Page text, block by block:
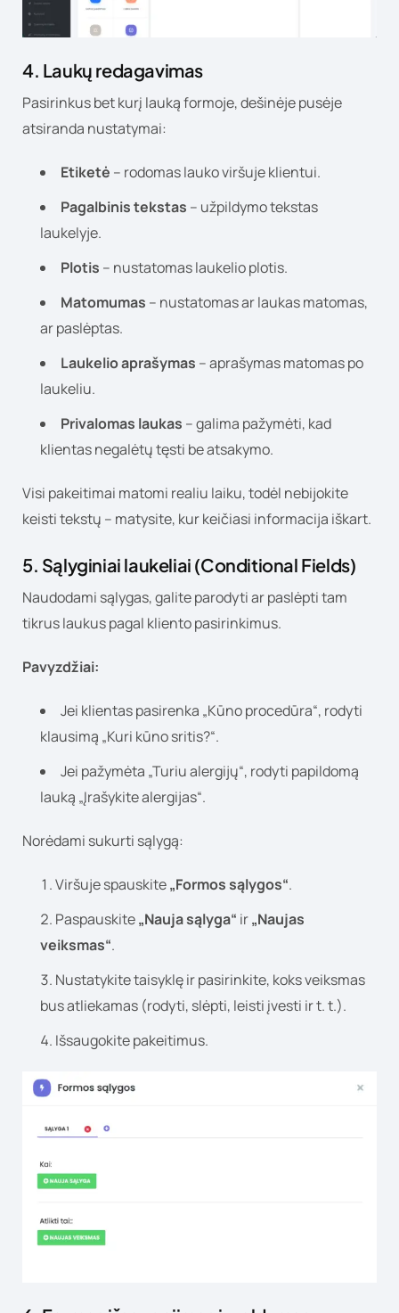
4. Laukų redagavimas
Pasirinkus bet kurį lauką formoje, dešinėje pusėje
atsiranda nustatymai:
Etiketė – rodomas lauko viršuje klientui.
Pagalbinis tekstas – užpildymo tekstas
laukelyje.
Plotis – nustatomas laukelio plotis.
Matomumas – nustatomas ar laukas matomas,
ar paslėptas.
Laukelio aprašymas – aprašymas matomas po
laukeliu.
Privalomas laukas – galima pažymėti, kad
klientas negalėtų tęsti be atsakymo.
Visi pakeitimai matomi realiu laiku, todėl nebijokite
keisti tekstų – matysite, kur keičiasi informacija iškart.
5. Sąlyginiai laukeliai (Conditional Fields)
Naudodami sąlygas, galite parodyti ar paslėpti tam
tikrus laukus pagal kliento pasirinkimus.
Pavyzdžiai:
Jei klientas pasirenka „Kūno procedūra“, rodyti
klausimą „Kuri kūno sritis?“.
Jei pažymėta „Turiu alergijų“, rodyti papildomą
lauką „Įrašykite alergijas“.
Norėdami sukurti sąlygą:
Viršuje spauskite„Formos sąlygos“.
Paspauskite„Nauja sąlyga“ ir„Naujas
veiksmas“.
Nustatykite taisyklę ir pasirinkite, koks veiksmas
bus atliekamas (rodyti, slėpti, leisti įvesti ir t. t.).
Išsaugokite pakeitimus.